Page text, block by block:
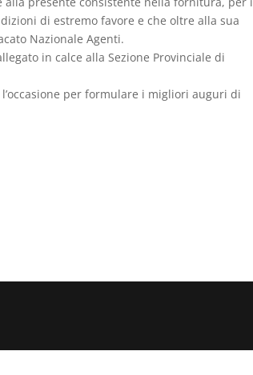
di estremo favore e che oltre alla sua
Nazionale Agenti.
in calce alla Sezione Provinciale di
per formulare i migliori auguri di